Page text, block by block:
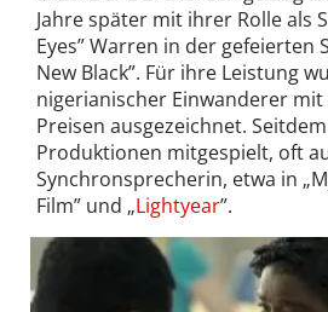
Jahre später mit ihrer Rolle als
Eyes” Warren in der gefeierten
New Black”. Für ihre Leistung
nigerianischer Einwanderer
Preisen ausgezeichnet.
Produktionen mitgespielt, oft
Synchronsprecherin, etwa in
Film” und „Lightyear”.